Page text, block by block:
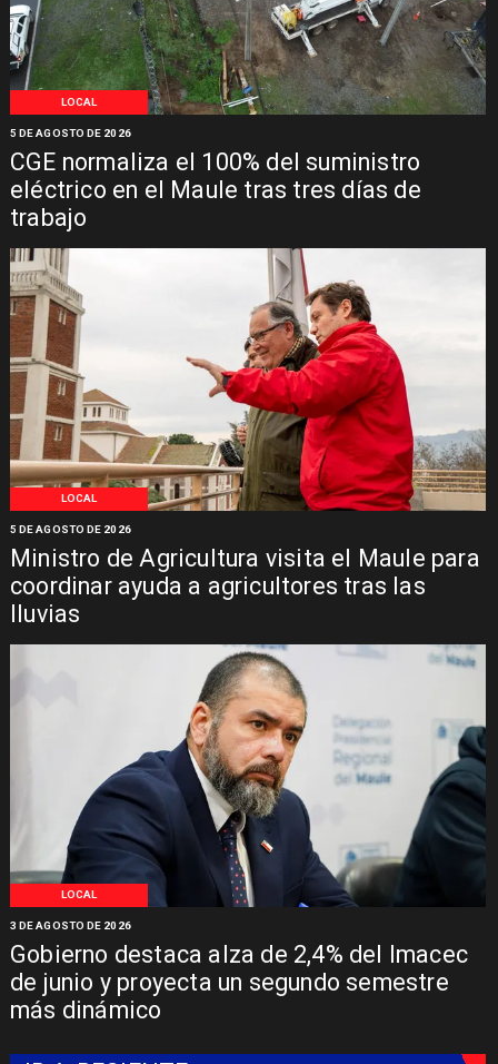
LOCAL
CGE normaliza el 100% del suministro
eléctrico en el Maule tras tres días de
trabajo
5 DE AGOSTO DE 2026
LOCAL
Ministro de Agricultura visita el Maule para
coordinar ayuda a agricultores tras las
lluvias
5 DE AGOSTO DE 2026
LOCAL
Gobierno destaca alza de 2,4% del Imacec
de junio y proyecta un segundo semestre
más dinámico
3 DE AGOSTO DE 2026